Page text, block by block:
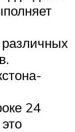
24